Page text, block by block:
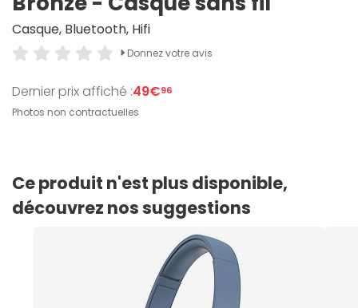
Casque, Bluetooth, Hifi
Donnez votre avis
Dernier prix affiché :49€96
Photos non contractuelles
Ce produit n'est plus disponible,
découvrez nos suggestions